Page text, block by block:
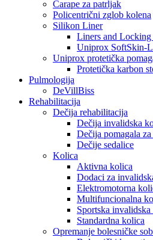
Čarape za patrljak
Policentrični zglob kolena
Silikon Liner
Liners and Locking
Uniprox SoftSkin-
Uniprox protetička
Protetička karbon
Pulmologija
DeVillBiss
Rehabilitacija
Dečija rehabilitacija
Dečija invalidska
Dečija pomagala
Dečije sedalice
Kolica
Aktivna kolica
Dodaci za
Elektromotorna
Multifuncionalna
Sportska
Standardna kolica
Opremanje bolesničke